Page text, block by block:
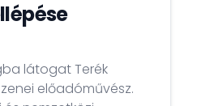
látogat Terék
előadóművész.